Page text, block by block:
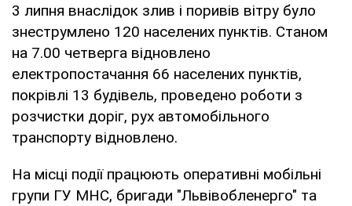
3 липня внаслідок злив і поривів вітру було
знеструмлено 120 населених пунктів. Станом
на 7.00 четверга відновлено
електропостачання 66 населених пунктів,
покрівлі 13 будівель, проведено роботи з
розчистки доріг, рух автомобільного
транспорту відновлено.
На місці події працюють оперативні мобільні
групи ГУ МНС, бригади "Львівобленерго" та